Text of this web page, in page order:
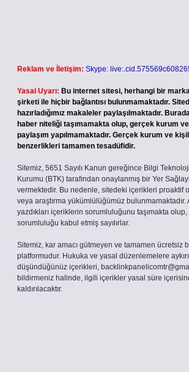
Reklam ve İletişim: Skype:
Yasal Uyarı: Bu internet sitesi, herhangi bir
şirketi ile hiçbir bağlantısı bulunmamaktadır.
hazırladığımız makaleler paylaşılmaktadır.
haber niteliği taşımamakta olup, gerçek kurum
paylaşım yapılmamaktadır. Gerçek kurum ve
benzerlikleri tamamen tesadüfidir.
Sitemiz, 5651 Sayılı Kanun gereğince Bilgi
Kurumu (BTK) tarafından onaylanmış bir Yer
vermektedir. Bu nedenle, sitedeki içerikleri proaktif
veya araştırma yükümlülüğümüz
yazdıkları içeriklerin sorumluluğunu taşımakta
sorumluluğu kabul etmiş sayılırlar.
Sitemiz, kar amacı gütmeyen ve tamamen ücretsiz
platformudur. Hukuka ve yasal düzenlemelere
düşündüğünüz içerikleri,
bildirmeniz halinde, ilgili içerikler yasal süre
kaldırılacaktır.